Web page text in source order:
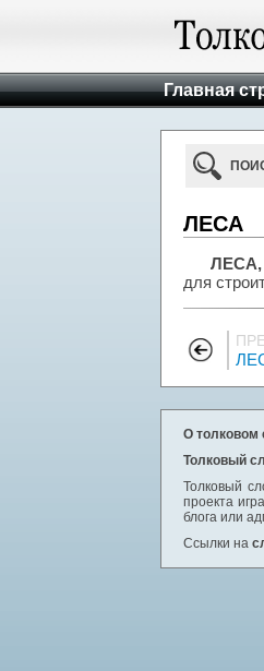
Главная
ЛЕСА
ЛЕСА,
для
О толковом
Толковый
Толковый
проекта
блога или
Ссылки на